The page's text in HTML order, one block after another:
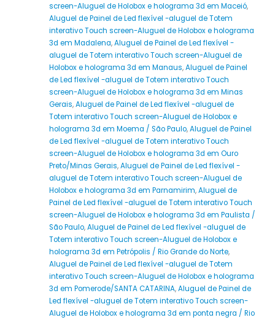
screen-Aluguel de Holobox e holograma 3d em Maceió,
Aluguel de Painel de Led flexível -aluguel de Totem
interativo Touch screen-Aluguel de Holobox e holograma
3d em Madalena,Aluguel de Painel de Led flexível -
aluguel de Totem interativo Touch screen-Aluguel de
Holobox e holograma 3d em Manaus,Aluguel de Painel
de Led flexível -aluguel de Totem interativo Touch
screen-Aluguel de Holobox e holograma 3d em Minas
Gerais,Aluguel de Painel de Led flexível -aluguel de
Totem interativo Touch screen-Aluguel de Holobox e
holograma 3d em Moema / São Paulo,Aluguel de Painel
de Led flexível -aluguel de Totem interativo Touch
screen-Aluguel de Holobox e holograma 3d em Ouro
Preto/Minas Gerais,Aluguel de Painel de Led flexível -
aluguel de Totem interativo Touch screen-Aluguel de
Holobox e holograma 3d em Parnamirim,Aluguel de
Painel de Led flexível -aluguel de Totem interativo Touch
screen-Aluguel de Holobox e holograma 3d em Paulista /
São Paulo,Aluguel de Painel de Led flexível -aluguel de
Totem interativo Touch screen-Aluguel de Holobox e
holograma 3d em Petrópolis / Rio Grande do Norte,
Aluguel de Painel de Led flexível -aluguel de Totem
interativo Touch screen-Aluguel de Holobox e holograma
3d em Pomerode/SANTA CATARINA,Aluguel de Painel de
Led flexível -aluguel de Totem interativo Touch screen-
Aluguel de Holobox e holograma 3d em ponta negra / Rio